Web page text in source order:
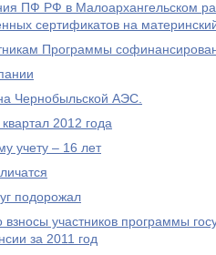
ПФ РФ в Малоархангельском
сертификатов на
Программы
Чернобыльской АЭС.
2012 года
учету – 16 лет
подорожал
взносы участников программы
за 2011 год